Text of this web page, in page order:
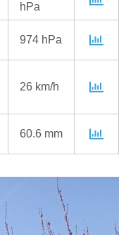
hPa
974 hPa
26 km/h
60.6 mm